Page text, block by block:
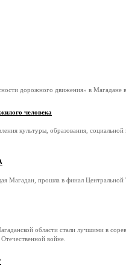
дорожного движения» в Магадане в
человека
культуры, образования,
Магадан, прошла в финал
области стали лучшими в
войне.